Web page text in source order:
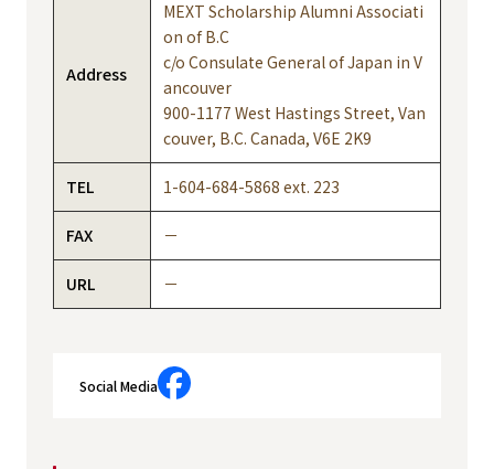
Address
MEXT Scholarship Alumni Associati
on of B.C
c/o Consulate General of Japan in V
ancouver
900-1177 West Hastings Street, Van
couver, B.C. Canada, V6E 2K9
TEL 1-604-684-5868 ext. 223
FAX －
URL －
Social Media